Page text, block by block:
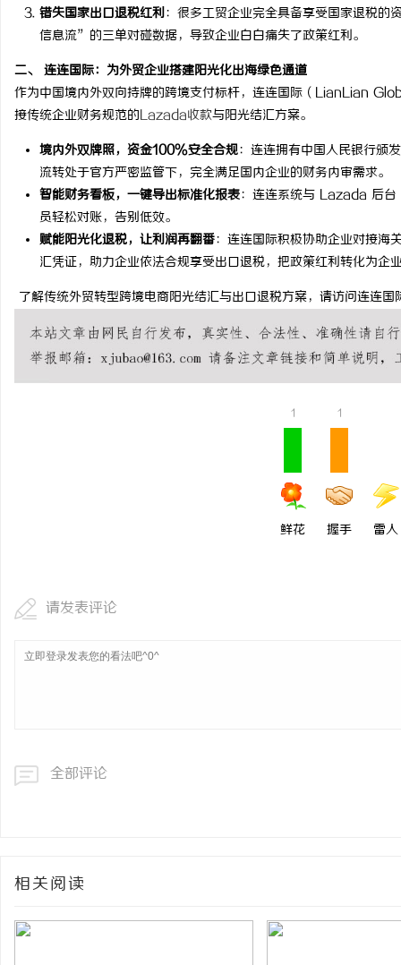
错失国家出口退税红利：很多工贸企业完全具备享受国家退税
信息流”的三单对碰数据，导致企业白白痛失了政策红利。
二、 连连国际：为外贸企业搭建阳光化出海绿色通道
作为中国境内外双向持牌的跨境支付标杆，连连国际（LianLian
接传统企业财务规范的Lazada收款与阳光结汇方案。
境内外双牌照，资金100%安全合规：连连拥有中国人民银行颁
流转处于官方严密监管下，完全满足国内企业的财务内审需求。
智能财务看板，一键导出标准化报表：连连系统与 Lazada 后台
员轻松对账，告别低效。
赋能阳光化退税，让利润再翻番：连连国际积极协助企业对接海
汇凭证，助力企业依法合规享受出口退税，把政策红利转化为企
了解传统外贸转型跨境电商阳光结汇与出口退税方案，请访问连
1
鲜花
1
握手 雷人
请发表评论
全部评论
相关阅读
深度解析国信招投标公